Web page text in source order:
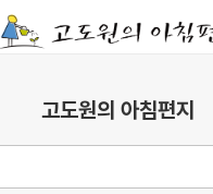
고도원의 아침편지